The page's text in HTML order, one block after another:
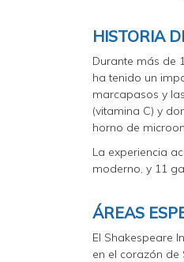
HISTORIA
Durante más de
ha tenido un
marcapasos y
(vitamina C) y
horno de
La experiencia
moderno, y 11
ÁREAS
El Shakespeare
en el corazón